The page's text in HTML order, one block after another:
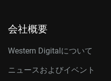
会社概要
Western Digitalについて
ニュースおよびイベント